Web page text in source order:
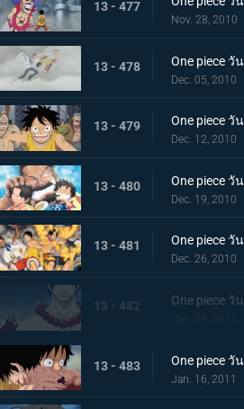
13 - 477
Nov. 28, 2010
13 - 478
Dec. 05, 2010
13 - 479
Dec. 12, 2010
13 - 480
Dec. 19, 2010
13 - 481
Dec. 26, 2010
13 - 482
Jan. 09, 2011
13 - 483
Jan. 16, 2011